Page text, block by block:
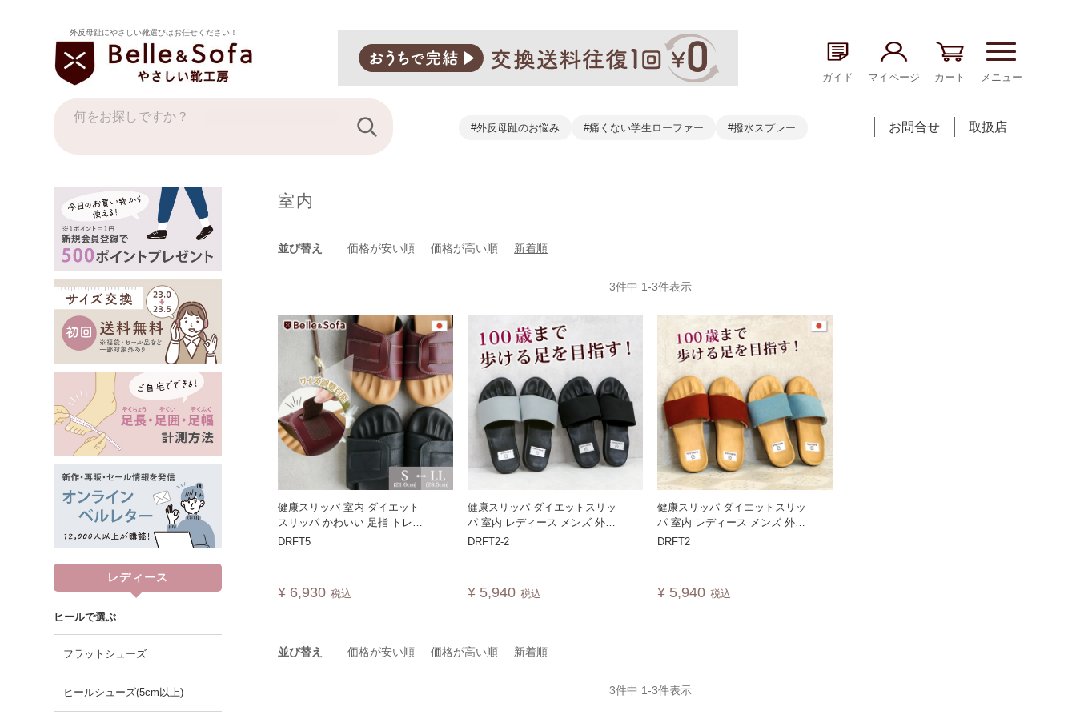
外反母趾にやさしい靴選びはお任せください！
ガイド マイページ カート メニュー
#外反母趾のお悩み #痛くない学生ローファー #撥水スプレー お問合せ 取扱店
レディース
ヒールで選ぶ
フラットシューズ
ヒールシューズ(5cm以上)
室内
並び替え 価格が安い順 価格が高い順 新着順
3件中 1-3件表示
健康スリッパ 室内 ダイエット
スリッパ かわいい 足指 トレー
ニング 美脚 浮き指 浮指 高齢者
運動 日本製 DRFT5
DRFT5
¥ 6,930 税込
健康スリッパ ダイエットスリッ
パ 室内 レディース メンズ 外反
母趾 母の日 日本製 グーパー
DRFT2-2
¥ 5,940 税込
健康スリッパ ダイエットスリッ
パ 室内 レディース メンズ 外反
母趾 母の日 日本製 グーパー
DRFT2
¥ 5,940 税込
並び替え 価格が安い順 価格が高い順 新着順
3件中 1-3件表示